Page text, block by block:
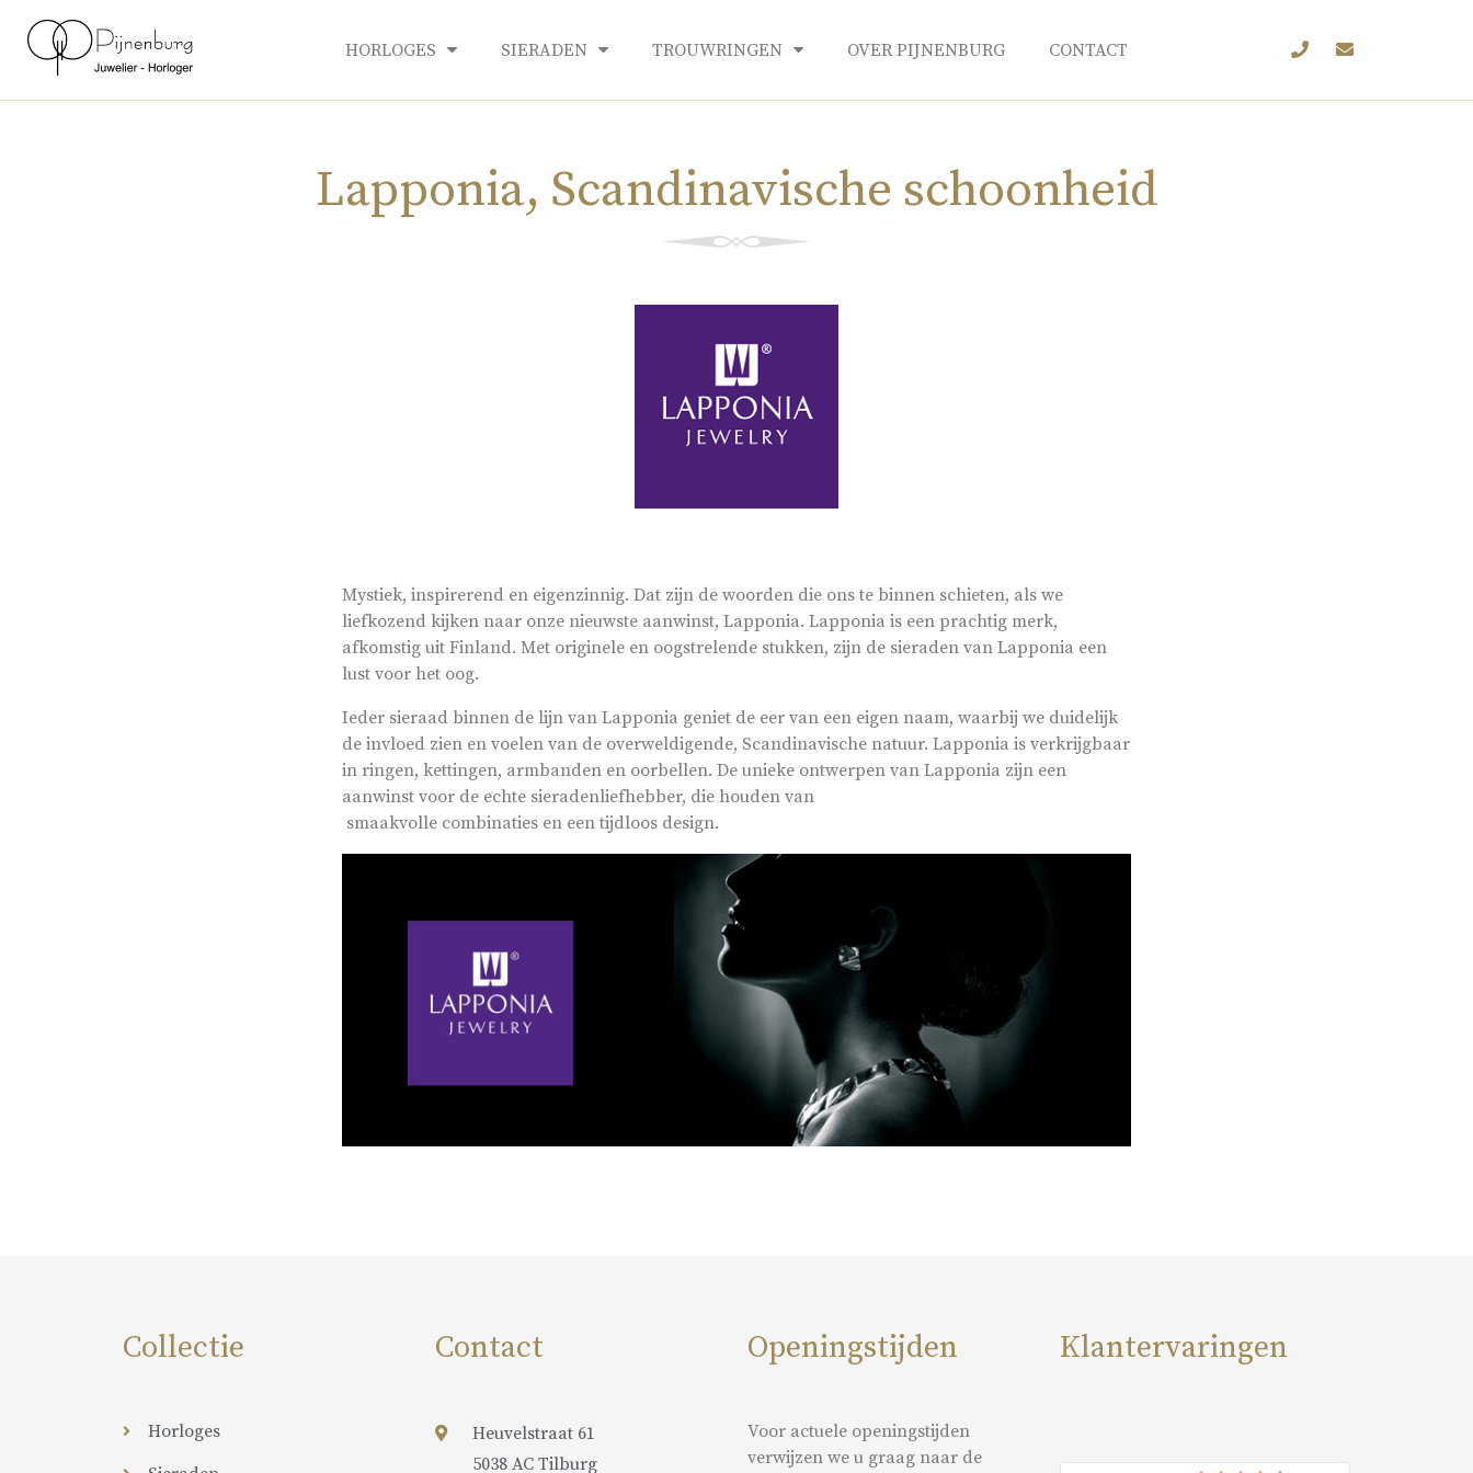
HORLOGES SIERADEN TROUWRINGEN OVER PIJNENBURG CONTACT
Lapponia, Scandinavische schoonheid
Mystiek, inspirerend en eigenzinnig. Dat zijn de woorden die ons te binnen schieten, als we
liefkozend kijken naar onze nieuwste aanwinst, Lapponia. Lapponia is een prachtig merk,
afkomstig uit Finland. Met originele en oogstrelende stukken, zijn de sieraden van Lapponia een
lust voor het oog.
Ieder sieraad binnen de lijn van Lapponia geniet de eer van een eigen naam, waarbij we duidelijk
de invloed zien en voelen van de overweldigende, Scandinavische natuur. Lapponia is verkrijgbaar
in ringen, kettingen, armbanden en oorbellen. De unieke ontwerpen van Lapponia zijn een
aanwinst voor de echte sieradenliefhebber, die houden van
smaakvolle combinaties en een tijdloos design.
Collectie
Horloges
Contact
Heuvelstraat 61
5038 AC Tilburg
Openingstijden
Voor actuele openingstijden
verwijzen we u graag naar de
Klantervaringen